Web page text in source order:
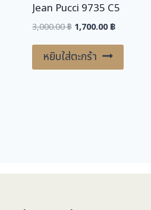
Jean Pucci 9735 C5
3,000.00฿ Original
was:
3,000.00 ฿.
1,700.00฿Current
1,700.00 ฿.
หยิบใส่ตะกร้า